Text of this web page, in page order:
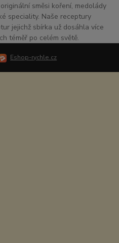
směsi koření, medolády
speciality. Naše receptury
jejichž sbírka už dosáhla více
téměř po celém světě.
Eshop-rychle.cz